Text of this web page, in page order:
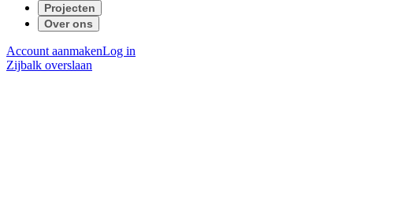
Projecten
Over ons
Account aanmakenLog in
Zijbalk overslaan